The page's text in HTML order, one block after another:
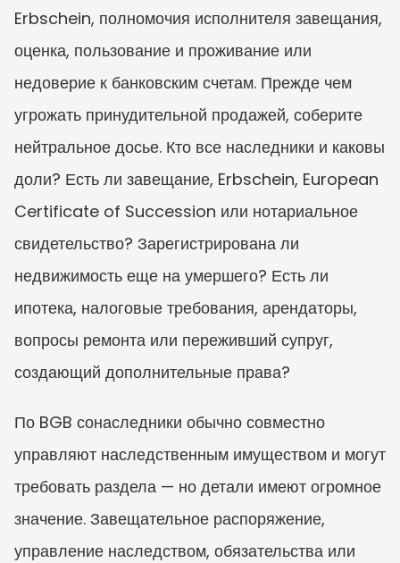
Erbschein, полномочия исполнителя завещания,
оценка, пользование и проживание или
недоверие к банковским счетам. Прежде чем
угрожать принудительной продажей, соберите
нейтральное досье. Кто все наследники и каковы
доли? Есть ли завещание, Erbschein, European
Certificate of Succession или нотариальное
свидетельство? Зарегистрирована ли
недвижимость еще на умершего? Есть ли
ипотека, налоговые требования, арендаторы,
вопросы ремонта или переживший супруг,
создающий дополнительные права?
По BGB сонаследники обычно совместно
управляют наследственным имуществом и могут
требовать раздела — но детали имеют огромное
значение. Завещательное распоряжение,
управление наследством, обязательства или